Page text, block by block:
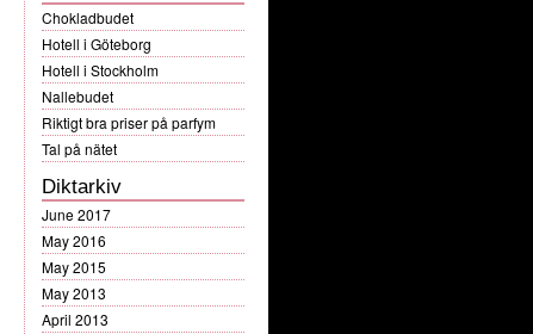
Chokladbudet
Hotell i Göteborg
Hotell i Stockholm
Nallebudet
Riktigt bra priser på parfym
Tal på nätet
Diktarkiv
June 2017
May 2016
May 2015
May 2013
April 2013